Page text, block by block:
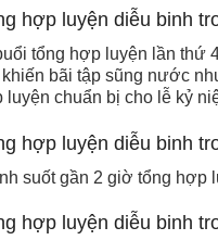
tổng hợp luyện lần thứ
bãi tập sũng nước
chuẩn bị cho lễ kỷ
suốt gần 2 giờ tổng hợp